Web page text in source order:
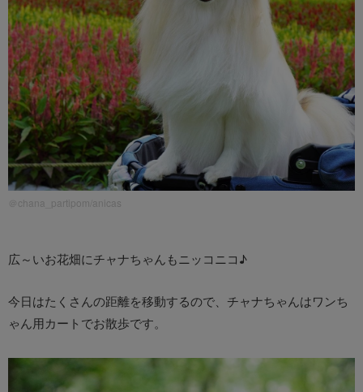
＠chana_partipom/anicas
広～いお花畑にチャナちゃんもニッコニコ♪
今日はたくさんの距離を移動するので、チャナちゃんはワンち
ゃん用カートでお散歩です。